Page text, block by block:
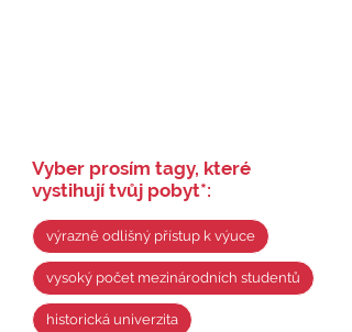
Vyber prosím tagy, které
vystihují tvůj pobyt*:
výrazně odlišný přístup k výuce
vysoký počet mezinárodních studentů
historická univerzita